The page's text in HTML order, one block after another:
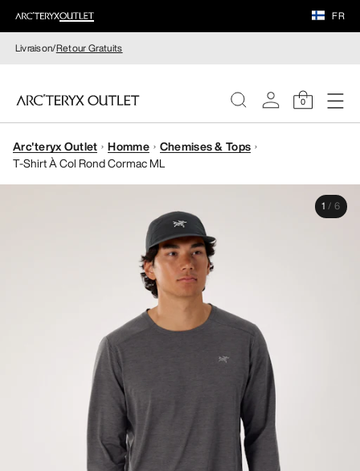
FR
Livraison/Retour Gratuits
0
FEMME
Arc'teryx Outlet Homme
Chemises & Tops
T-Shirt À Col Rond Cormac ML
1 / 6